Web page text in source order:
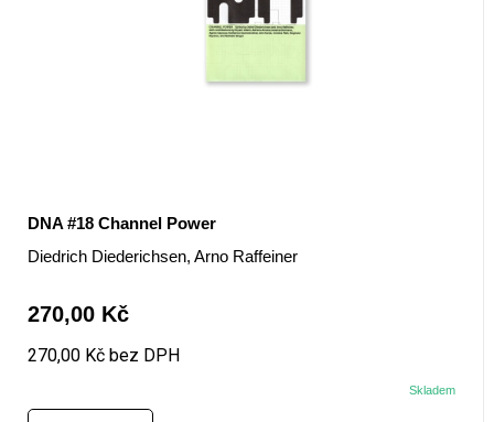
DNA #18 Channel Power
Diedrich Diederichsen, Arno Raffeiner
270,00 Kč
270,00 Kč bez DPH
Skladem